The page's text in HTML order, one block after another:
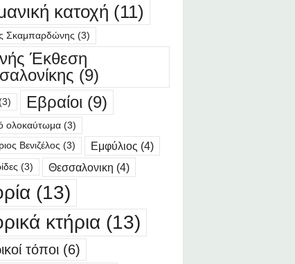
κατοχή (11)
Σκαμπαρδώνης (3)
Έκθεση
(9)
Εβραίοι (9)
ολοκαύτωμα(3)
Βενιζέλος (3) Εμφύλιος (4)
(3) Θεσσαλονικη (4)
(13)
κτήρια(13)
τόποι(6)